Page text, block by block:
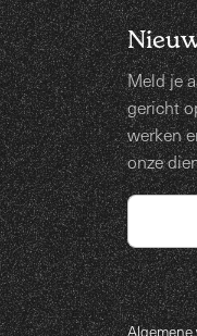
Meld je
gericht
werken
onze
Algemene